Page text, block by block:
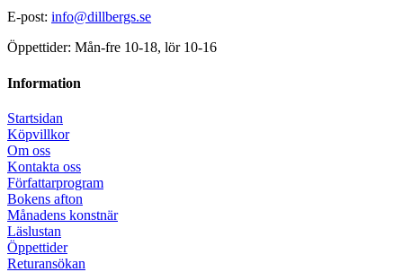
E-post: info@dillbergs.se
Öppettider: Mån-fre 10-18, lör 10-16
Information
Startsidan
Köpvillkor
Om oss
Kontakta oss
Författarprogram
Bokens afton
Månadens konstnär
Läslustan
Öppettider
Returansökan